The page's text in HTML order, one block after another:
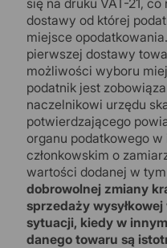
się na druku VAT-21,
dostawy od której
miejsce
pierwszej dostawy
możliwości wyboru
podatnik jest
naczelnikowi urzędu
potwierdzającego
organu podatkowego
członkowskim o
wartości dodanej w
dobrowolnej zmiany
sprzedaży
sytuacji, kiedy w
danego towaru są